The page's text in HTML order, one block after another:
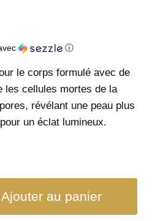
ⓘ
le corps formulé avec de
les cellules mortes de la
révélant une peau plus
un éclat lumineux.
Ajouter au panier